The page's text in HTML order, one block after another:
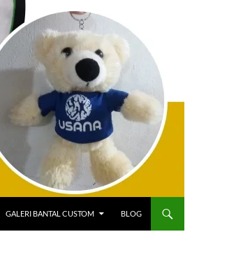
GALERI BANTAL CUSTOM BLOG